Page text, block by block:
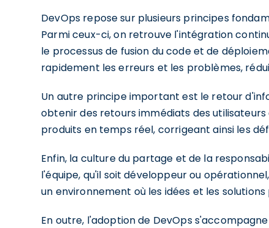
DevOps repose sur plusieurs principes
Parmi ceux-ci, on retrouve l'intégration
le processus de fusion du code et de
rapidement les erreurs et les problèmes,
Un autre principe important est le retour
obtenir des retours immédiats des
produits en temps réel, corrigeant ainsi les
Enfin, la culture du partage et de la
l'équipe, qu'il soit développeur ou
un environnement où les idées et les
En outre, l'adoption de DevOps